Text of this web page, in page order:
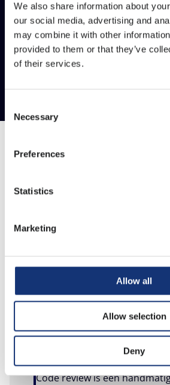
We also share information about
our social media, advertising and
may combine it with other
provided to them or that they’ve
of their services.
Selection
Necessary
Preferences
Statistics
Marketing
Allow all
Allow selection
Deny
Wat is code review?
Hoe kan Warpnet helpen?
Betekenis
Code review is een